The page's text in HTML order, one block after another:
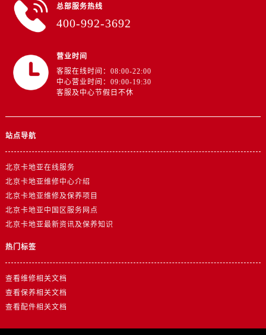
总部服务热线
400-992-3692
营业时间
客服在线时间：08:00-22:00
中心营业时间：09:00-19:30
客服及中心节假日不休
站点导航
北京卡地亚在线服务
北京卡地亚维修中心介绍
北京卡地亚维修及保养项目
北京卡地亚中国区服务网点
北京卡地亚最新资讯及保养知识
热门标签
查看维修相关文档
查看保养相关文档
查看配件相关文档